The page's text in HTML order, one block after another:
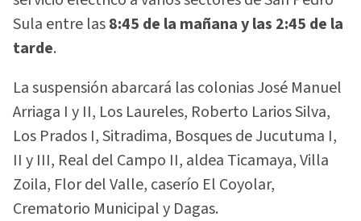
Sula entre las8:45 de la mañana y las 2:45 de la
tarde.
La suspensión abarcará las colonias José Manuel
Arriaga I y II, Los Laureles, Roberto Larios Silva,
Los Prados I, Sitradima, Bosques de Jucutuma I,
II y III, Real del Campo II, aldea Ticamaya, Villa
Zoila, Flor del Valle, caserío El Coyolar,
Crematorio Municipal y Dagas.